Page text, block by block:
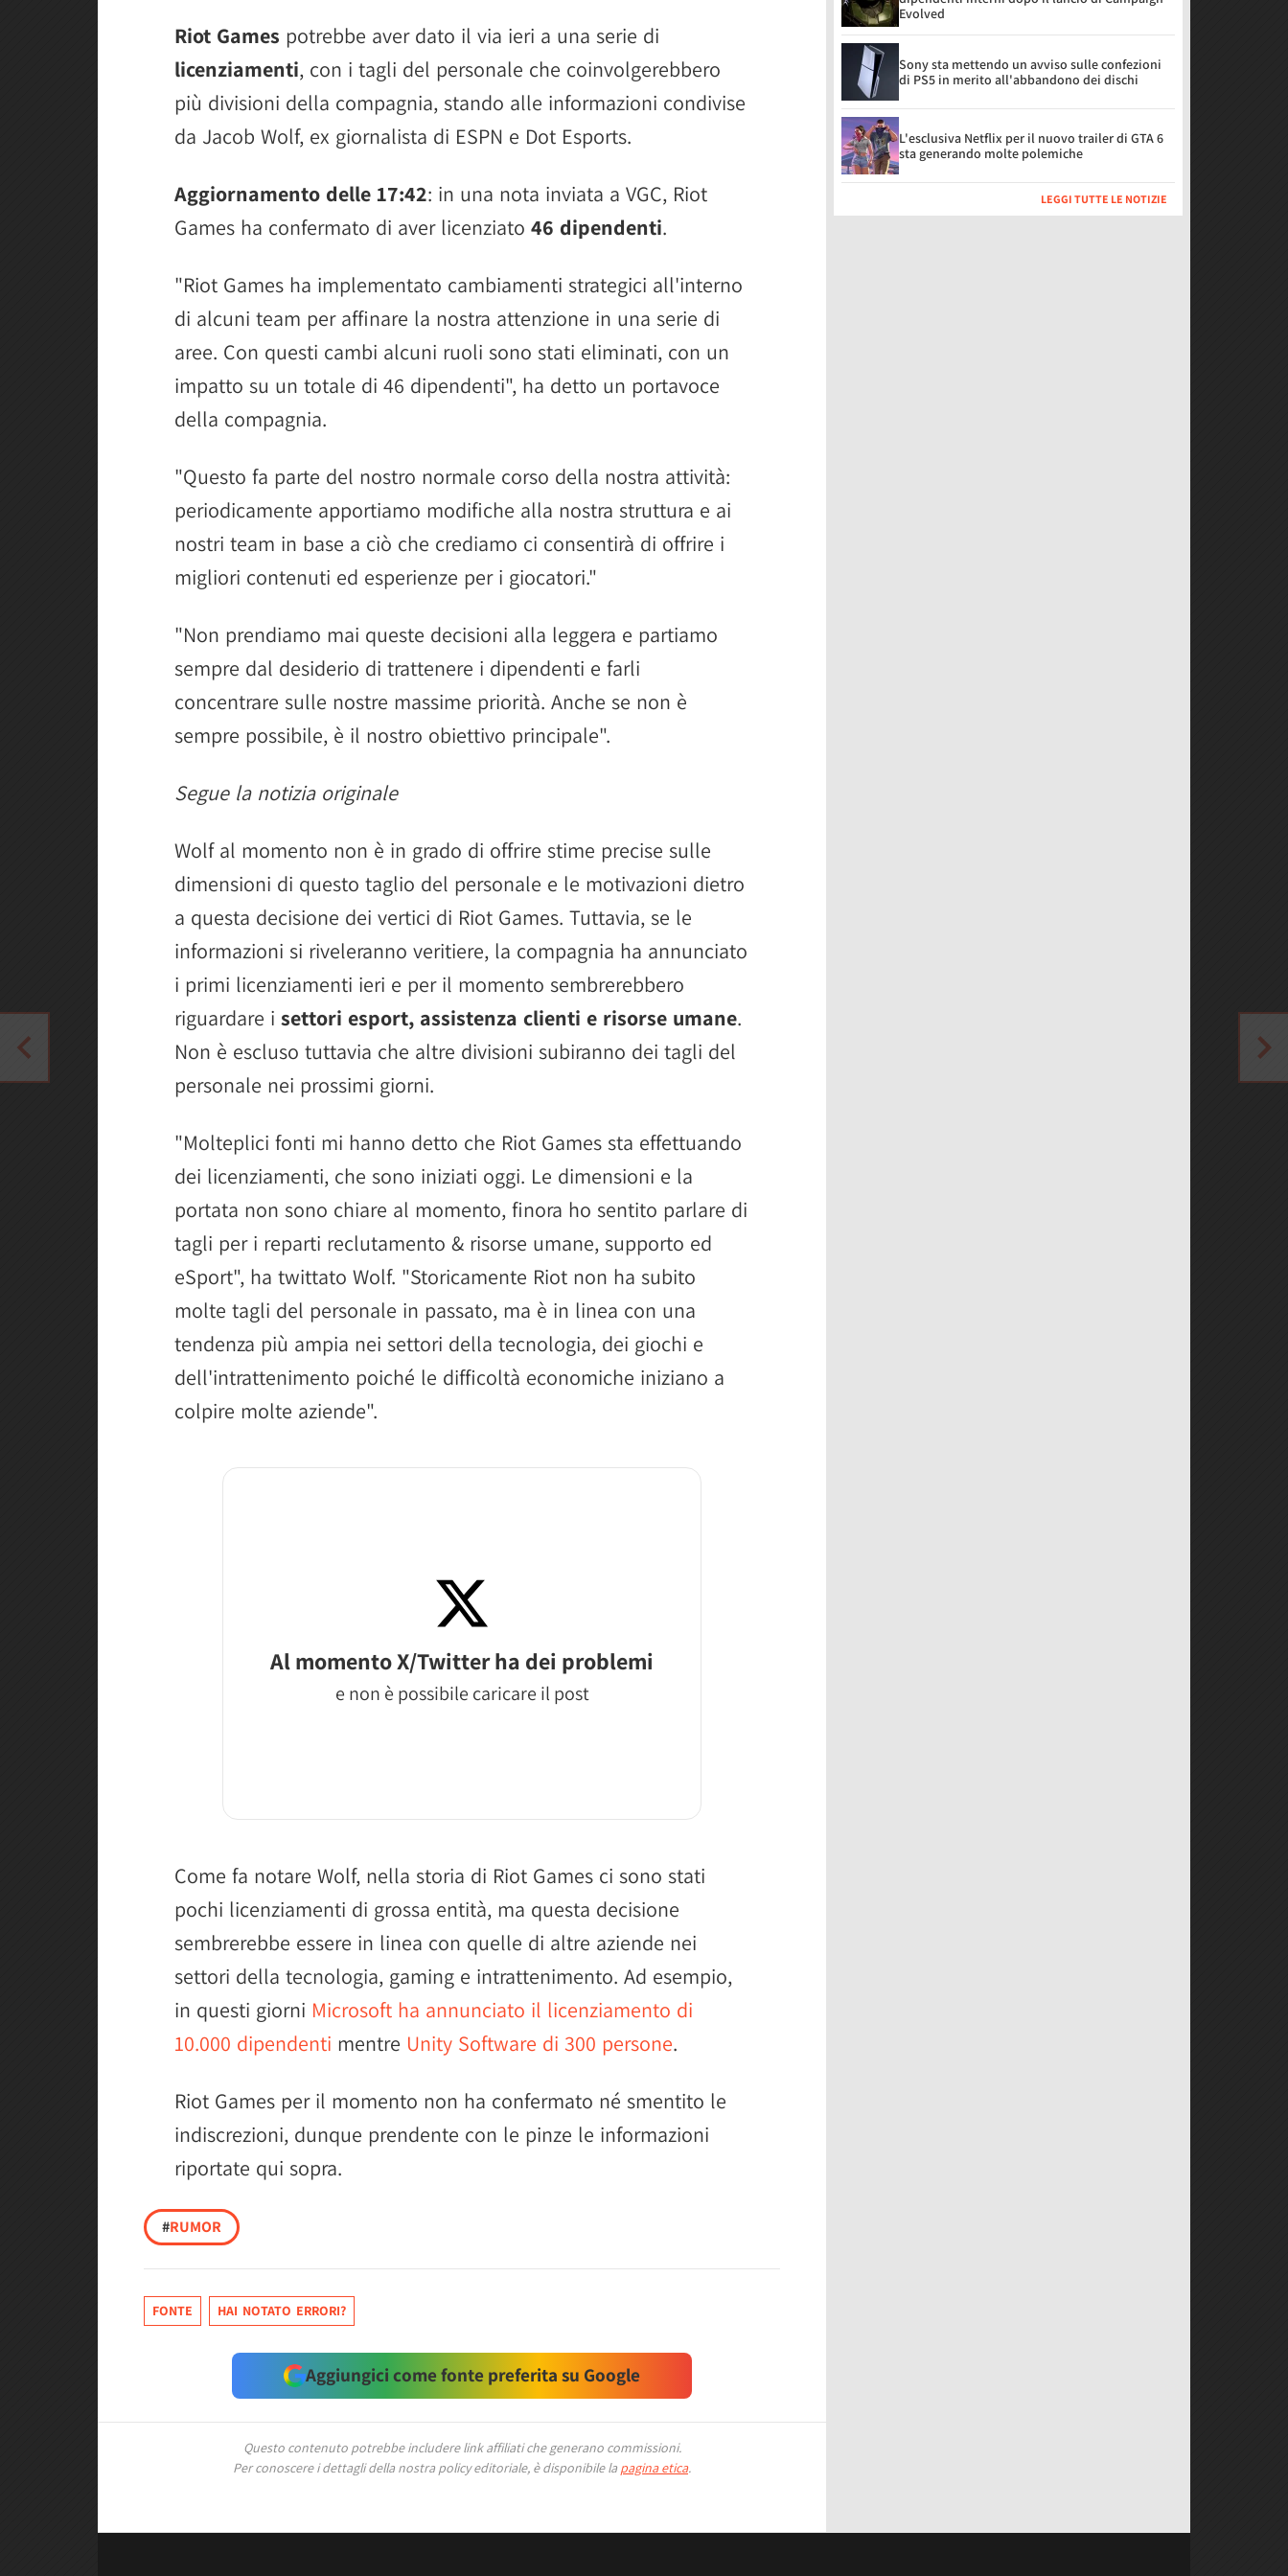
Riot Games potrebbe aver dato il via ieri a una serie di
licenziamenti, con i tagli del personale che coinvolgerebbero
più divisioni della compagnia, stando alle informazioni condivise
da Jacob Wolf, ex giornalista di ESPN e Dot Esports.
Aggiornamento delle 17:42: in una nota inviata a VGC, Riot
Games ha confermato di aver licenziato 46 dipendenti.
"Riot Games ha implementato cambiamenti strategici all'interno
di alcuni team per affinare la nostra attenzione in una serie di
aree. Con questi cambi alcuni ruoli sono stati eliminati, con un
impatto su un totale di 46 dipendenti", ha detto un portavoce
della compagnia.
"Questo fa parte del nostro normale corso della nostra attività:
periodicamente apportiamo modifiche alla nostra struttura e ai
nostri team in base a ciò che crediamo ci consentirà di offrire i
migliori contenuti ed esperienze per i giocatori."
"Non prendiamo mai queste decisioni alla leggera e partiamo
sempre dal desiderio di trattenere i dipendenti e farli
concentrare sulle nostre massime priorità. Anche se non è
sempre possibile, è il nostro obiettivo principale".
Segue la notizia originale
Wolf al momento non è in grado di offrire stime precise sulle
dimensioni di questo taglio del personale e le motivazioni dietro
a questa decisione dei vertici di Riot Games. Tuttavia, se le
informazioni si riveleranno veritiere, la compagnia ha annunciato
i primi licenziamenti ieri e per il momento sembrerebbero
riguardare i settori esport, assistenza clienti e risorse umane.
Non è escluso tuttavia che altre divisioni subiranno dei tagli del
personale nei prossimi giorni.
"Molteplici fonti mi hanno detto che Riot Games sta effettuando
dei licenziamenti, che sono iniziati oggi. Le dimensioni e la
portata non sono chiare al momento, finora ho sentito parlare di
tagli per i reparti reclutamento & risorse umane, supporto ed
eSport", ha twittato Wolf. "Storicamente Riot non ha subito
molte tagli del personale in passato, ma è in linea con una
tendenza più ampia nei settori della tecnologia, dei giochi e
dell'intrattenimento poiché le difficoltà economiche iniziano a
colpire molte aziende".
Al momento X/Twitter ha dei problemi
e non è possibile caricare il post
Come fa notare Wolf, nella storia di Riot Games ci sono stati
pochi licenziamenti di grossa entità, ma questa decisione
sembrerebbe essere in linea con quelle di altre aziende nei
settori della tecnologia, gaming e intrattenimento. Ad esempio,
in questi giorni Microsoft ha annunciato il licenziamento di
10.000 dipendenti mentre Unity Software di 300 persone.
Riot Games per il momento non ha confermato né smentito le
indiscrezioni, dunque prendente con le pinze le informazioni
riportate qui sopra.
#RUMOR
FONTE HAI NOTATO ERRORI?
Aggiungici come fonte preferita su Google
Questo contenuto potrebbe includere link affiliati che generano commissioni.
Per conoscere i dettagli della nostra policy editoriale, è disponibile la pagina etica.
Evolved
Sony sta mettendo un avviso sulle confezioni
di PS5 in merito all'abbandono dei dischi
L'esclusiva Netflix per il nuovo trailer di GTA 6
sta generando molte polemiche
LEGGI TUTTE LE NOTIZIE